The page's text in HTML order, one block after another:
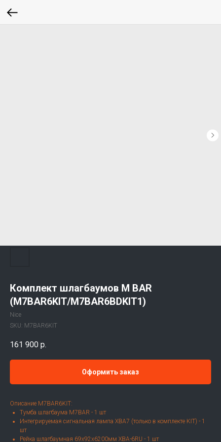
Комплект шлагбаумов M BAR
(M7BAR6KIT/M7BAR6BDKIT1)
Nice
SKU: M7BAR6KIT
161 900 р.
Оформить заказ
Описание M7BAR6KIT:
Тумба шлагбаума M7BAR - 1 шт
Интегрируемая сигнальная лампа XBA7 (только в комплекте KIT) - 1
шт
Рейка шлагбаумная 69x92x6200мм XBA-6RU - 1 шт